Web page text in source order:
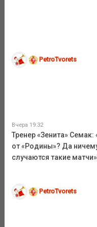
PetroTvorets
Вчера 19:32
Тренер «Зенита»
от «Родины»? Да
случаются такие матчи»
PetroTvorets